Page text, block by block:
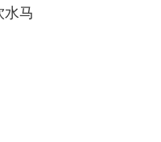
水马